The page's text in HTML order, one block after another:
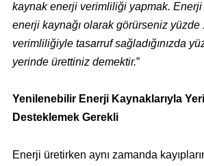
kaynak enerji verimliliği yapmak.
enerji kaynağı olarak görürseniz yüzde
verimliliğiyle tasarruf sağladığınızda
yerinde ürettiniz demektir.”
Yenilenebilir Enerji Kaynaklarıyla
Desteklemek Gerekli
Enerji üretirken aynı zamanda